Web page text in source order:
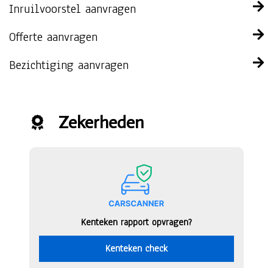
Inruilvoorstel aanvragen
Offerte aanvragen
Bezichtiging aanvragen
Zekerheden
Kenteken rapport opvragen?
Kenteken check